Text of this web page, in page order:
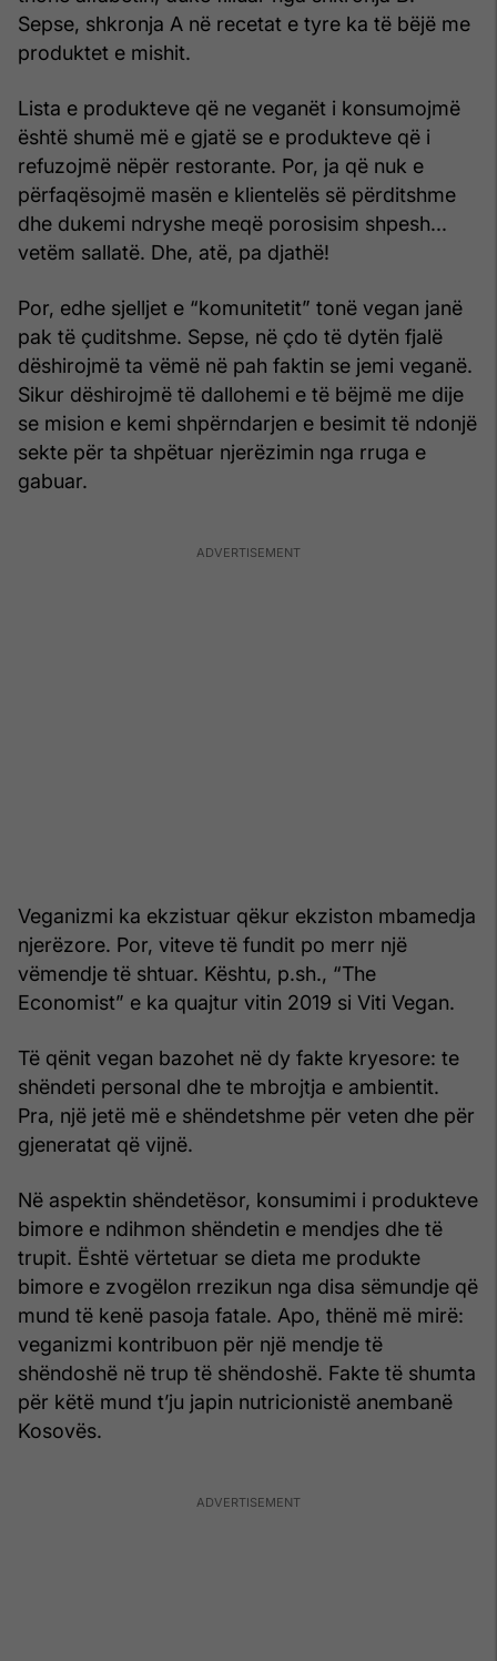
Sepse, shkronja A në recetat e tyre ka të bëjë me
produktet e mishit.
Lista e produkteve që ne veganët i konsumojmë
është shumë më e gjatë se e produkteve që i
refuzojmë nëpër restorante. Por, ja që nuk e
përfaqësojmë masën e klientelës së përditshme
dhe dukemi ndryshe meqë porosisim shpesh...
vetëm sallatë. Dhe, atë, pa djathë!
Por, edhe sjelljet e “komunitetit” tonë vegan janë
pak të çuditshme. Sepse, në çdo të dytën fjalë
dëshirojmë ta vëmë në pah faktin se jemi veganë.
Sikur dëshirojmë të dallohemi e të bëjmë me dije
se mision e kemi shpërndarjen e besimit të ndonjë
sekte për ta shpëtuar njerëzimin nga rruga e
gabuar.
Veganizmi ka ekzistuar qëkur ekziston mbamedja
njerëzore. Por, viteve të fundit po merr një
vëmendje të shtuar. Kështu, p.sh., “The
Economist” e ka quajtur vitin 2019 si Viti Vegan.
Të qënit vegan bazohet në dy fakte kryesore: te
shëndeti personal dhe te mbrojtja e ambientit.
Pra, një jetë më e shëndetshme për veten dhe për
gjeneratat që vijnë.
Në aspektin shëndetësor, konsumimi i produkteve
bimore e ndihmon shëndetin e mendjes dhe të
trupit. Është vërtetuar se dieta me produkte
bimore e zvogëlon rrezikun nga disa sëmundje që
mund të kenë pasoja fatale. Apo, thënë më mirë:
veganizmi kontribuon për një mendje të
shëndoshë në trup të shëndoshë. Fakte të shumta
për këtë mund t’ju japin nutricionistë anembanë
Kosovës.